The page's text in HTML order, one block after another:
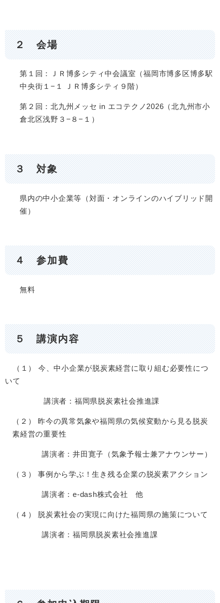
２ 会場
第１回：ＪＲ博多シティ中会議室（福岡市博多区博多駅
中央街１−１ ＪＲ博多シティ９階）
第２回：北九州メッセ in エコテクノ2026（北九州市⼩
倉北区浅野３−８−１）
３ 対象
県内の中小企業等（対面・オンラインのハイブリッド開
催）
４ 参加費
無料
５ 講演内容
（１） 今、中小企業が脱炭素経営に取り組む必要性につ
いて
講演者：福岡県脱炭素社会推進課
（２） 昨今の異常気象や福岡県の気候変動から見る脱炭
素経営の重要性
講演者：井田寛子（気象予報士兼アナウンサー）
（３） 事例から学ぶ！生き残る企業の脱炭素アクション
講演者：e-dash株式会社 他
（４） 脱炭素社会の実現に向けた福岡県の施策について
講演者：福岡県脱炭素社会推進課